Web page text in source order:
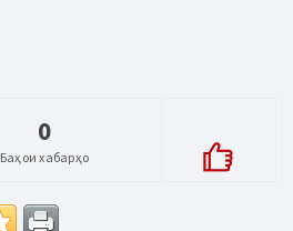
0
Баҳои хабарҳо